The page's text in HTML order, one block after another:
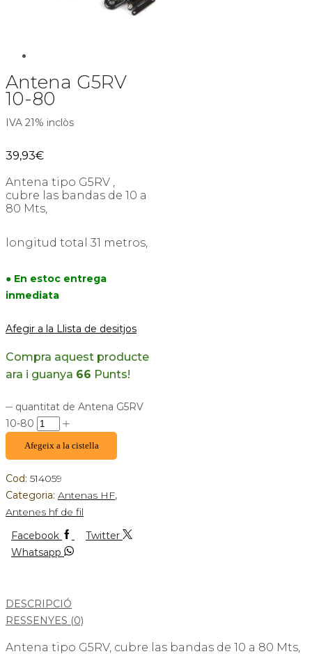
Antena G5RV
10-80
IVA 21% inclòs
39,93€
Antena tipo G5RV ,
cubre las bandas de 10 a
80 Mts,
longitud total 31 metros,
● En estoc entrega
inmediata
Afegir a la Llista de desitjos
Compra aquest producte
ara i guanya 66 Punts!
quantitat de Antena G5RV
10-80
Afegeix a la cistella
Cod: 514059
Categoria: Antenas HF,
Antenes hf de fil
Facebook
Twitter
Whatsapp
DESCRIPCIÓ
RESSENYES (0)
Antena tipo G5RV, cubre las bandas de 10 a 80 Mts,